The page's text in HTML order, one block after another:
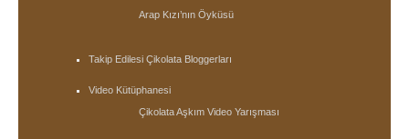
Arap Kızı’nın Öyküsü
Takip Edilesi Çikolata Bloggerları
Video Kütüphanesi
Çikolata Aşkım Video Yarışması